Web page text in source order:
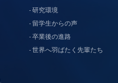
研究環境
留学生からの声
卒業後の進路
世界へ羽ばたく先輩たち